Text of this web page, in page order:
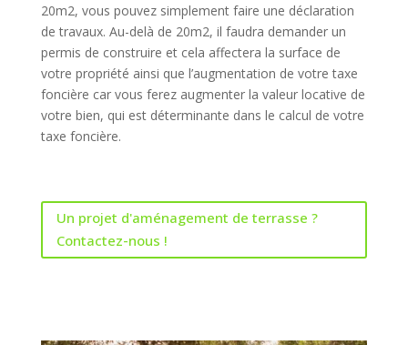
20m2, vous pouvez simplement faire une déclaration
de travaux. Au-delà de 20m2, il faudra demander un
permis de construire et cela affectera la surface de
votre propriété ainsi que l’augmentation de votre taxe
foncière car vous ferez augmenter la valeur locative de
votre bien, qui est déterminante dans le calcul de votre
taxe foncière.
Un projet d'aménagement de terrasse ?
Contactez-nous !